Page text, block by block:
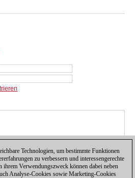
Technologien, um bestimmte Funktionen
zu verbessern und interessengerechte
ihrem Verwendungszweck können dabei neben
Analyse-Cookies sowie Marketing-Cookies